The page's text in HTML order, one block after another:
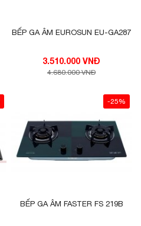
BẾP GA ÂM EUROSUN EU-GA287
3.510.000 VNĐ
4.680.000 VNĐ
-25%
BẾP GA ÂM FASTER FS 219B